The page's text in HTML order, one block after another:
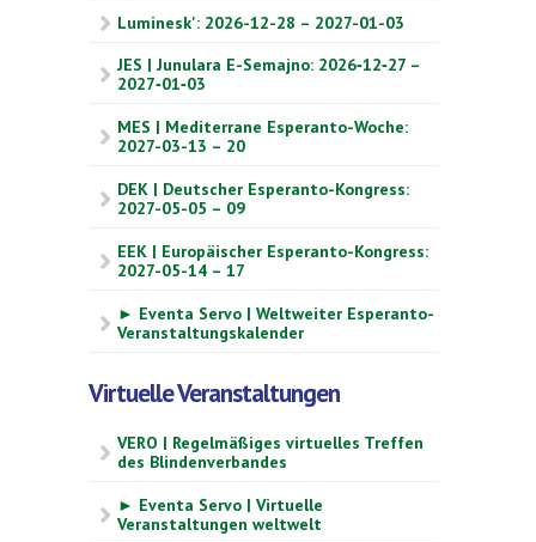
Luminesk': 2026-12-28 – 2027-01-03
JES | Junulara E-Semajno: 2026‑12‑27 –
2027‑01‑03
MES | Mediterrane Esperanto-Woche:
2027-03-13 – 20
DEK | Deutscher Esperanto-Kongress:
2027-05-05 – 09
EEK | Europäischer Esperanto-Kongress:
2027-05-14 – 17
► Eventa Servo | Weltweiter Esperanto-
Veranstaltungskalender
Virtuelle Veranstaltungen
VERO | Regelmäßiges virtuelles Treffen
des Blindenverbandes
► Eventa Servo | Virtuelle
Veranstaltungen weltwelt